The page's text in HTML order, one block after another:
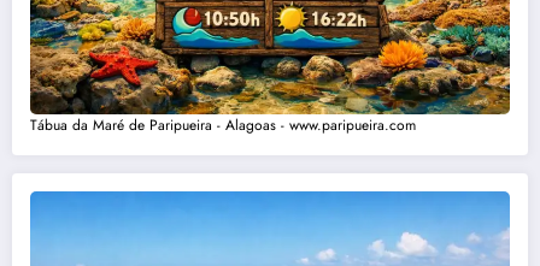
Tábua da Maré de Paripueira - Alagoas - www.paripueira.com